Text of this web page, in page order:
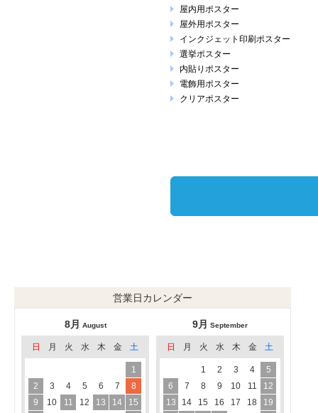
屋内用ポスター
屋外用ポスター
インクジェット印刷ポスター
選挙ポスター
内貼りポスター
電飾用ポスター
クリアポスター
営業日カレンダー
8月 August
日 月 火 水 木 金 土
1
2
3 4 5 6 7
8
9
10 11 12 13 14
15
9月 September
日 月 火 水 木 金 土
1 2 3 4
5
6
7 8 9 10 11
12
13
14 15 16 17 18
19